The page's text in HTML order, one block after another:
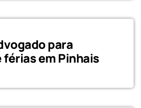
para
férias em Pinhais